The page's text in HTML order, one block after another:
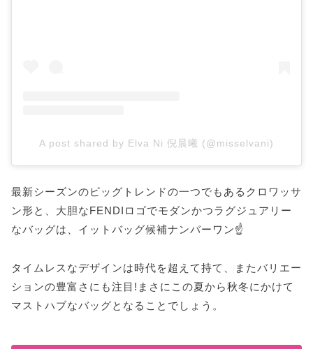
A post shared by Elva Ni 倪晨曦 (@misselvani)
最新シーズンのビッグトレンドの一つでもあるクロワッサ
ン形と、大胆なFENDIロゴでモダンかつラグジュアリー
なバッグは、イットバッグ候補ナンバーワン☝️
タイムレスなデザインは時代を超えて持て、またバリエー
ションの豊富さにも注目!まさにこの夏から秋冬にかけて
マストハブなバッグとなることでしょう。